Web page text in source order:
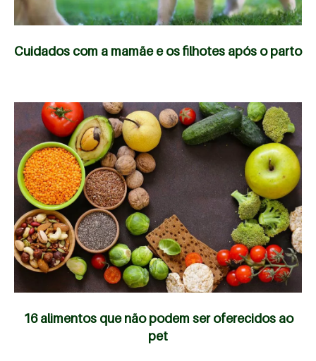
Cuidados com a mamãe e os filhotes após o parto
16 alimentos que não podem ser oferecidos ao
pet